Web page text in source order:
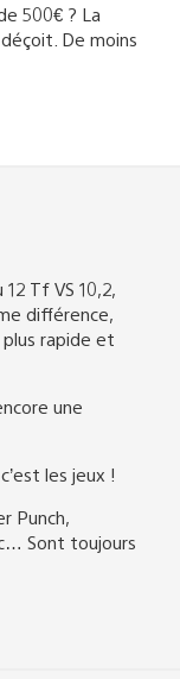
500€ ? La
De moins
Tf VS 10,2,
différence,
plus rapide et
une
les jeux !
Punch,
Sont toujours